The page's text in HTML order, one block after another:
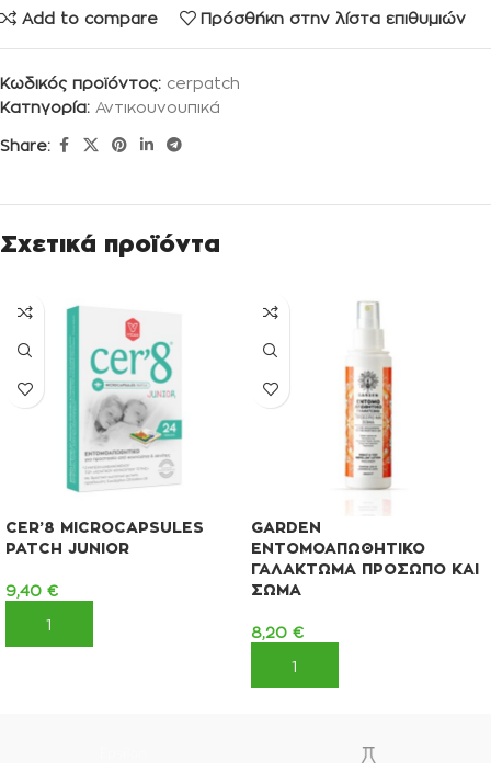
Add to compare Πρόσθήκη στην λίστα επιθυμιών
Κωδικός προϊόντος: cerpatch
Κατηγορία: Αντικουνουπικά
Share:
Σχετικά προϊόντα
CER’8 MICROCAPSULES
PATCH JUNIOR
9,40 €
ΠΡΟΣΘΉΚΗ ΣΤΟ ΚΑΛΆΘΙ
GARDEN
ΕΝΤΟΜΟΑΠΩΘΗΤΙΚΟ
ΓΑΛΑΚΤΩΜΑ ΠΡΟΣΩΠΟ ΚΑΙ
ΣΩΜΑ
8,20 €
ΠΡΟΣΘΉΚΗ ΣΤΟ ΚΑΛΆΘΙ